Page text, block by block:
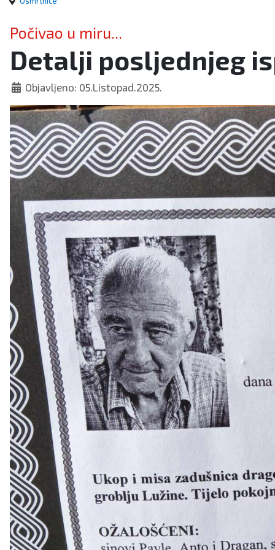
Počivao u miru...
Detalji posljednjeg
Objavljeno: 05.Listopad.2025.